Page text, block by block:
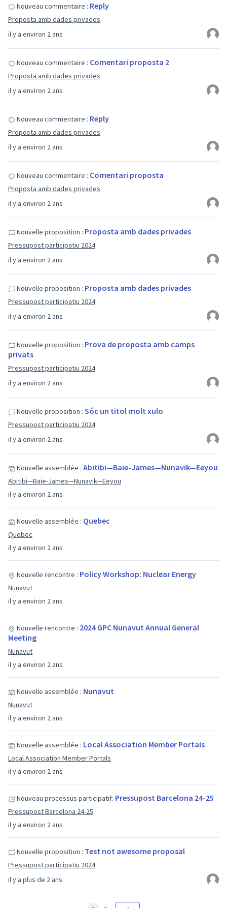
il y a environ 2 ans
Nouveau commentaire : Reply
Proposta amb dades privades
il y a environ 2 ans
Nouveau commentaire : Comentari proposta 2
Proposta amb dades privades
il y a environ 2 ans
Nouveau commentaire : Reply
Proposta amb dades privades
il y a environ 2 ans
Nouveau commentaire : Comentari proposta
Proposta amb dades privades
il y a environ 2 ans
Nouvelle proposition : Proposta amb dades privades
Pressupost participatiu 2024
il y a environ 2 ans
Nouvelle proposition : Proposta amb dades privades
Pressupost participatiu 2024
il y a environ 2 ans
Nouvelle proposition : Prova de proposta amb camps
privats
Pressupost participatiu 2024
il y a environ 2 ans
Nouvelle proposition : Sóc un titol molt xulo
Pressupost participatiu 2024
il y a environ 2 ans
Nouvelle assemblée : Abitibi—Baie-James—Nunavik—Eeyou
Abitibi—Baie-James—Nunavik—Eeyou
il y a environ 2 ans
Nouvelle assemblée : Quebec
Quebec
il y a environ 2 ans
Nouvelle rencontre : Policy Workshop: Nuclear Energy
Nunavut
il y a environ 2 ans
Nouvelle rencontre : 2024 GPC Nunavut Annual General
Meeting
Nunavut
il y a environ 2 ans
Nouvelle assemblée : Nunavut
Nunavut
il y a environ 2 ans
Nouvelle assemblée : Local Association Member Portals
Local Association Member Portals
il y a environ 2 ans
Nouveau processus participatif: Pressupost Barcelona 24-25
Pressupost Barcelona 24-25
il y a plus de 2 ans
Nouvelle proposition : Test not awesome proposal
Pressupost participatiu 2024